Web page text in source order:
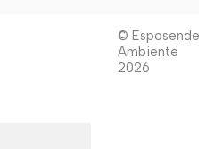
© Esposende
Ambiente
2026